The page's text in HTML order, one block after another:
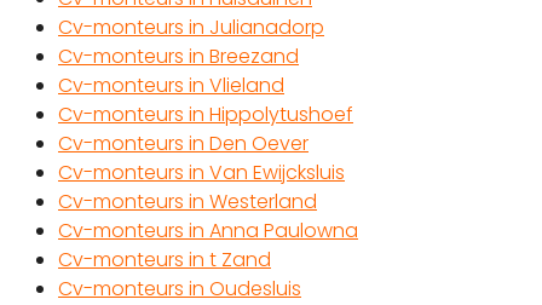
Cv-monteurs in Julianadorp
Cv-monteurs in Breezand
Cv-monteurs in Vlieland
Cv-monteurs in Hippolytushoef
Cv-monteurs in Den Oever
Cv-monteurs in Van Ewijcksluis
Cv-monteurs in Westerland
Cv-monteurs in Anna Paulowna
Cv-monteurs in t Zand
Cv-monteurs in Oudesluis